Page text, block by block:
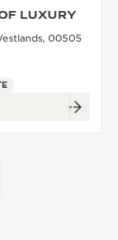
LUXURY
00505